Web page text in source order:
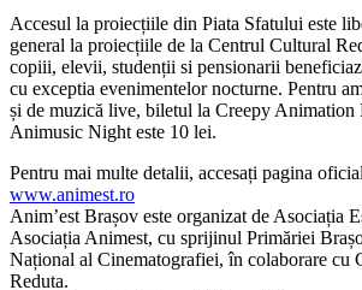
Accesul la proiecțiile din Piata Sfatului este
general la proiecțiile de la Centrul Cultural
copiii, elevii, studenții si pensionarii
cu exceptia evenimentelor nocturne. Pentru
și de muzică live, biletul la Creepy Animation
Animusic Night este 10 lei.
Pentru mai multe detalii, accesați pagina
www.animest.ro
Anim’est Brașov este organizat de Asociația
Asociația Animest, cu sprijinul Primăriei
Național al Cinematografiei, în colaborare cu
Reduta.